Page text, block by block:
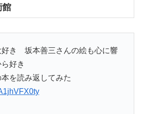
館
好き 坂本善三さんの絵も心に響
好き
を読み返してみた